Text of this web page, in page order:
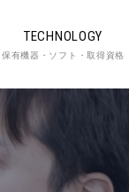
TECHNOLOGY
保有機器・ソフト・取得資格